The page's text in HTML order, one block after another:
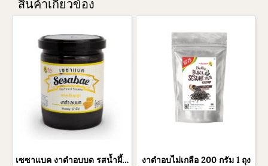
เซซาแบค งาดำอบบด รสน้ำผึ้ง 250 กรัม 1 กระปุก งาดำอบไม่เกลือ 200 กรัม 1 ถุง